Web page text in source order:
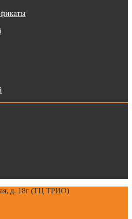
д. 18г (ТЦ ТРИО)